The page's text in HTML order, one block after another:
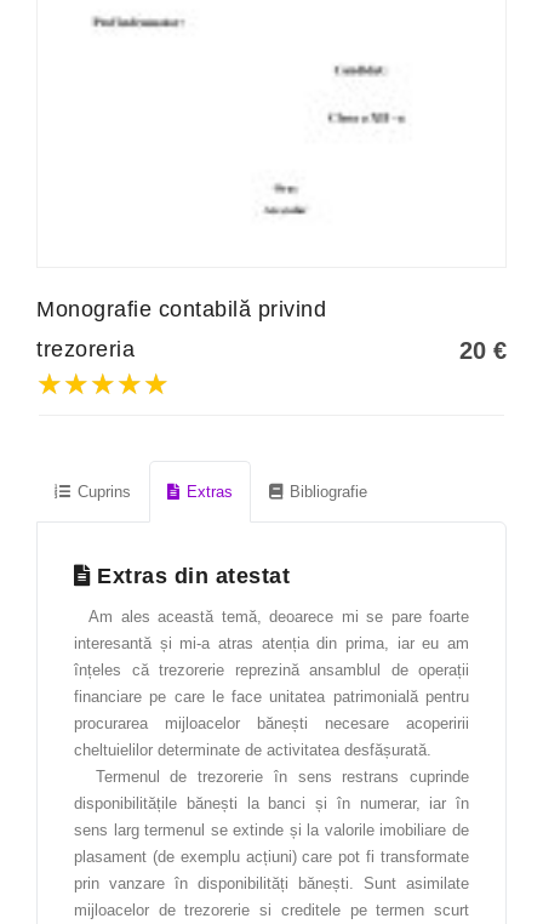
Gastronomie
Industrie alimentară
Limba engleză
Limba germană
Limba italiană
Management
Managementul calității
Marketing
Materiale de construcții
Materii prime și materiale
Mecanică
Monografie contabilă privind
trezoreria
20 €
★★★★★
★★★★★
★★★★★
Cuprins Extras Bibliografie
Extras din atestat
Am ales această temă, deoarece mi se pare foarte
interesantă și mi-a atras atenția din prima, iar eu am
înțeles că trezorerie reprezină ansamblul de operații
financiare pe care le face unitatea patrimonială pentru
procurarea mijloacelor bănești necesare acoperirii
cheltuielilor determinate de activitatea desfășurată.
Termenul de trezorerie în sens restrans cuprinde
disponibilitățile bănești la banci și în numerar, iar în
sens larg termenul se extinde și la valorile imobiliare de
plasament (de exemplu acțiuni) care pot fi transformate
prin vanzare în disponibilități bănești. Sunt asimilate
mijloacelor de trezorerie si creditele pe termen scurt